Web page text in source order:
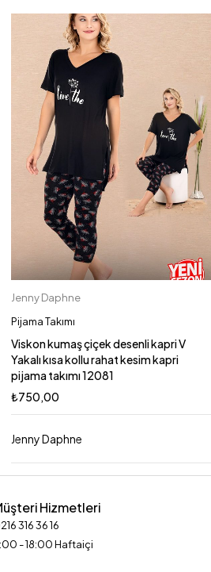
Jenny Daphne
Pijama Takımı
Viskon kumaş çiçek desenli kapri V
Yakalı kısa kollu rahat kesim kapri
pijama takımı 12081
₺750,00
Jenny Daphne
Hizmetleri
316 36 16
- 18:00 Haftaiçi